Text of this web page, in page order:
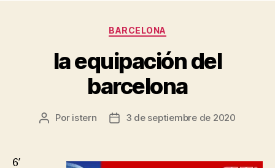
Categorías
BARCELONA
la equipación del
barcelona
Autor
Por istern
Fecha3 de septiembre de 2020
6′